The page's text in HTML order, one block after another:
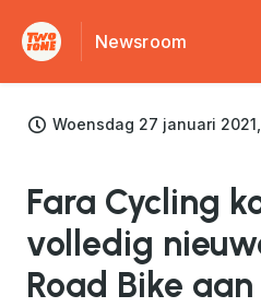
Newsroom
Woensdag 27 januari
Fara Cycling
volledig
Road Bike aan